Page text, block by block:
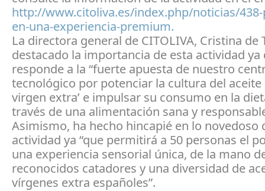
http://www.citoliva.es/index.php/noticias/
en-una-experiencia-premium.
La directora general de CITOLIVA, Cristina de
destacado la importancia de esta actividad ya
responde a la “fuerte apuesta de nuestro
tecnológico por potenciar la cultura del aceite
virgen extra’ e impulsar su consumo en la
través de una alimentación sana y
Asimismo, ha hecho hincapié en lo novedoso
actividad ya “que permitirá a 50 personas el
una experiencia sensorial única, de la mano
reconocidos catadores y una diversidad de
vírgenes extra españoles”.